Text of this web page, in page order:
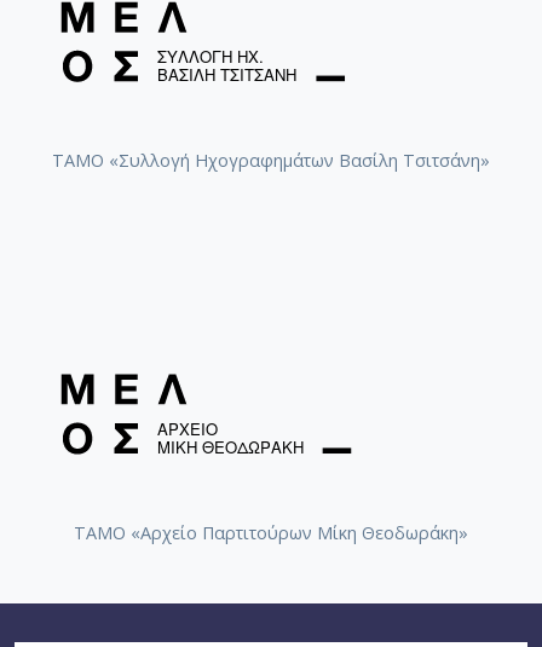
ΤΑΜΟ «Συλλογή Ηχογραφημάτων Βασίλη Τσιτσάνη»
ΤΑΜΟ «Αρχείο Παρτιτούρων Μίκη Θεοδωράκη»